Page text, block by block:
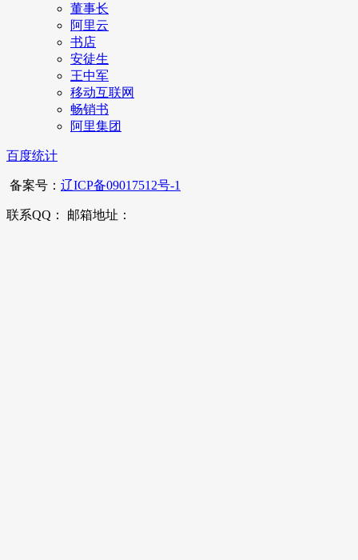
董事长
阿里云
书店
安徒生
王中军
移动互联网
畅销书
阿里集团
百度统计
备案号： 辽ICP备09017512号-1
联系QQ： 邮箱地址：